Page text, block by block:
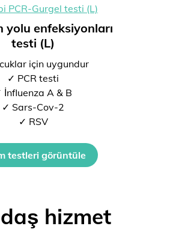
yolu enfeksiyonları
testi (L)
için uygundur
✓ PCR testi
İnfluenza A & B
✓ Sars-Cov-2
✓ RSV
testleri görüntüle
hizmet